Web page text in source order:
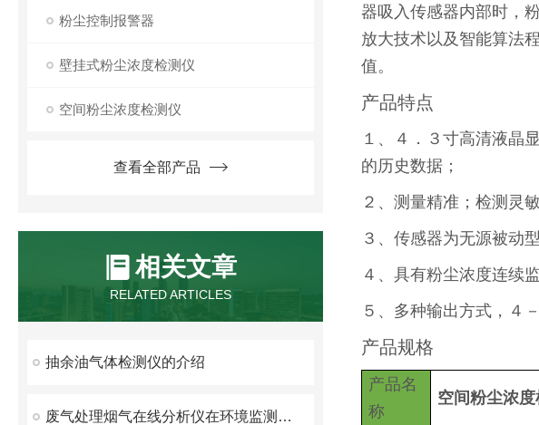
粉尘控制报警器
壁挂式粉尘浓度检测仪
空间粉尘浓度检测仪
查看全部产品
相关文章
RELATED ARTICLES
抽余油气体检测仪的介绍
废气处理烟气在线分析仪在环境监测与治理中的作用
器吸入传感器内部时，
放大技术以及智能算法
值。
产品特点
１、４．３寸高清液晶
的历史数据；
２、测量精准；检测灵
３、传感器为无源被动
４、具有粉尘浓度连续
５、多种输出方式，４
产品规格
产品名
称
空间粉尘浓